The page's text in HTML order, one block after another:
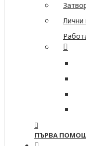
Лични
ПЪРВА ПОМОЩ